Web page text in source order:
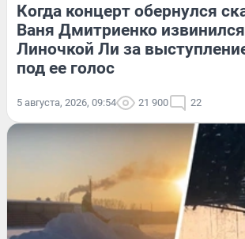
Когда концерт обернулся
Ваня Дмитриенко
Линочкой Ли за
под ее голос
5 августа, 2026, 09:54 21 900 22